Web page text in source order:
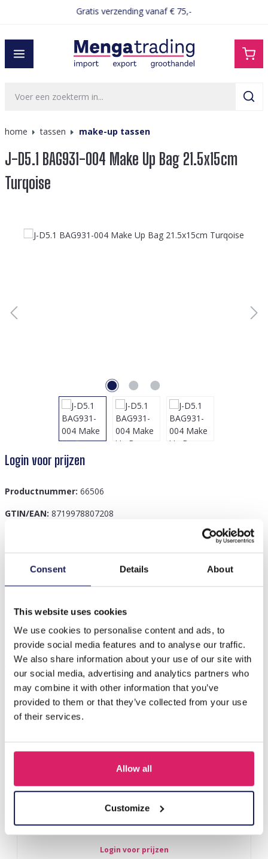
Consent Details About
This website uses cookies
We use cookies to personalise content and ads, to
provide social media features and to analyse our traffic.
We also share information about your use of our site with
our social media, advertising and analytics partners who
may combine it with other information that you’ve
provided to them or that they’ve collected from your use
of their services.
Allow all
Customize
Gratis verzending vanaf € 75,-
home tassen make-up tassen
J-D5.1 BAG931-004 Make Up Bag 21.5x15cm
Turqoise
Afbeeldingengalerij overslaan
Login voor prijzen
Productnummer: 66506
GTIN/EAN: 8719978807208
Maak kennis met de J-D5.1 BAG931-004 make-uptas,
schoonheidsbenodigdheden. D…
Anderen kochten ook
S-A5.2 BAG1015-001-2 Make Up Bag Flowers 18x11x7cm Blue
Login voor prijzen